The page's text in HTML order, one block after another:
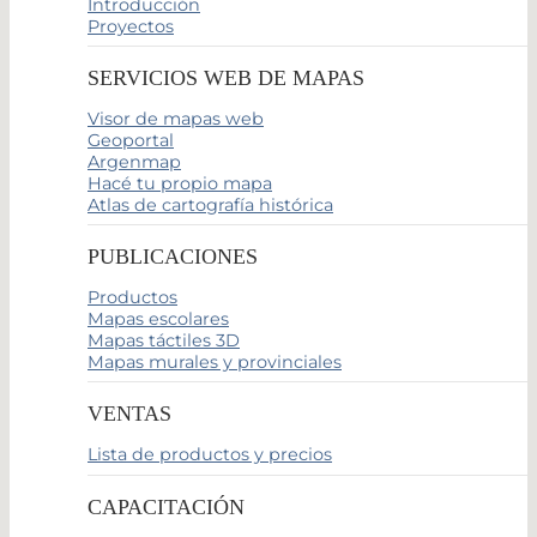
Introducción
Proyectos
SERVICIOS WEB DE MAPAS
Visor de mapas web
Geoportal
Argenmap
Hacé tu propio mapa
Atlas de cartografía histórica
PUBLICACIONES
Productos
Mapas escolares
Mapas táctiles 3D
Mapas murales y provinciales
VENTAS
Lista de productos y precios
CAPACITACIÓN